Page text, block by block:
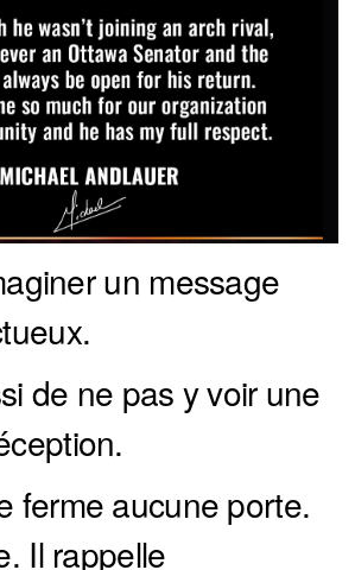
un message
de ne pas y voir une
ferme aucune porte.
Il rappelle